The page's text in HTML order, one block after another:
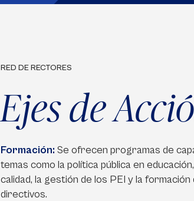
RED DE RECTORES
Ejes de
Formación: Se ofrecen programas de
temas como la política pública en
calidad, la gestión de los PEI y la
directivos.